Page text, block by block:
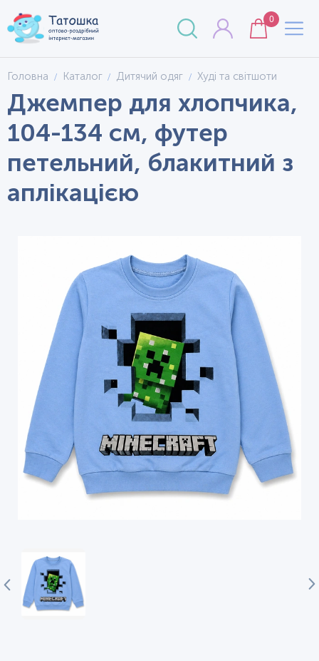
0
Головна Каталог Дитячий одяг Худі та світшоти
Джемпер для хлопчика,
104-134 см, футер
петельний, блакитний з
аплікацією